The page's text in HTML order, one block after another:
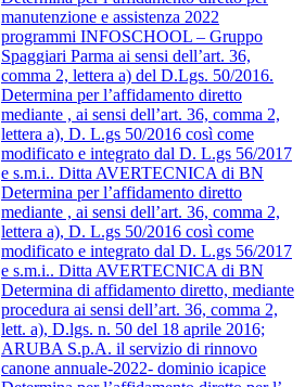
manutenzione e assistenza 2022
programmi INFOSCHOOL – Gruppo
Spaggiari Parma ai sensi dell’art. 36,
comma 2, lettera a) del D.Lgs. 50/2016.
Determina per l’affidamento diretto
mediante , ai sensi dell’art. 36, comma 2,
lettera a), D. L.gs 50/2016 così come
modificato e integrato dal D. L.gs 56/2017
e s.m.i.. Ditta AVERTECNICA di BN
Determina per l’affidamento diretto
mediante , ai sensi dell’art. 36, comma 2,
lettera a), D. L.gs 50/2016 così come
modificato e integrato dal D. L.gs 56/2017
e s.m.i.. Ditta AVERTECNICA di BN
Determina di affidamento diretto, mediante
procedura ai sensi dell’art. 36, comma 2,
lett. a), D.lgs. n. 50 del 18 aprile 2016;
ARUBA S.p.A. il servizio di rinnovo
canone annuale-2022- dominio icapice